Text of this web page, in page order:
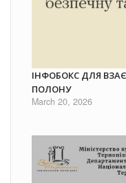
ІНФОБОКС ДЛЯ
ПОЛОНУ
March 20, 2026